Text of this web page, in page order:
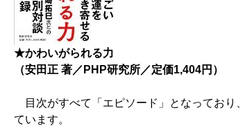
★かわいがられる力
（安田正 著／PHP研究所／定価1,404円）
目次がすべて「エピソード」となっており
ています。